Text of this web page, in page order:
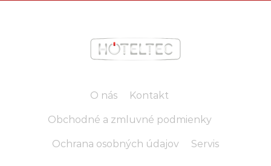
O nás Kontakt
Obchodné a zmluvné podmienky
Ochrana osobných údajov Servis